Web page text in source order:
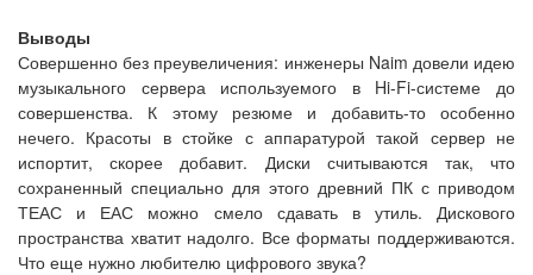
Выводы
Совершенно без преувеличения: инженеры Naim довели идею
музыкального сервера используемого в Hi-Fi-системе до
совершенства. К этому резюме и добавить-то особенно
нечего. Красоты в стойке с аппаратурой такой сервер не
испортит, скорее добавит. Диски считываются так, что
сохраненный специально для этого древний ПК с приводом
ТЕАС и ЕАС можно смело сдавать в утиль. Дискового
пространства хватит надолго. Все форматы поддерживаются.
Что еще нужно любителю цифрового звука?